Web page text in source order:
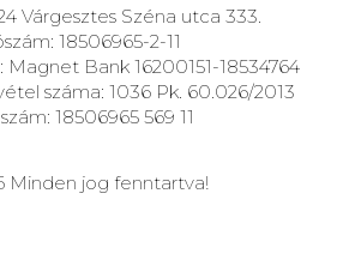
Várgesztes Széna utca 333.
18506965-2-11
Magnet Bank 16200151-18534764
száma: 1036 Pk. 60.026/2013
18506965 569 11
Minden jog fenntartva!